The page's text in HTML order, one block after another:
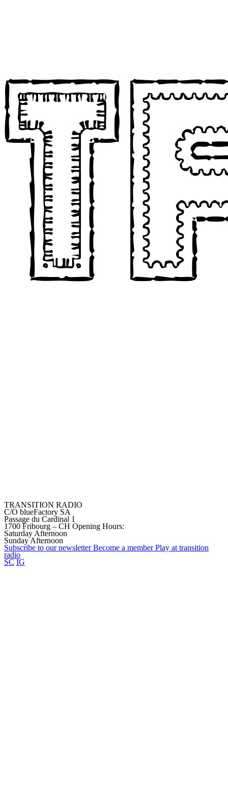
TRANSITION RADIO
C/O blueFactory SA
Passage du Cardinal 1
1700 Fribourg – CH Opening Hours:
Saturday Afternoon
Sunday Afternoon
Subscribe to ournewsletter Become a member Play at transition
radio
SC IG